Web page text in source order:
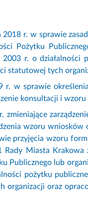
r. w sprawie
Pożytku
r. o działalności
statutowej tych
w sprawie
konsultacji i
wzoru
przyjęcia wzoru
Rady Miasta
Publicznego lub
pożytku
organizacji oraz